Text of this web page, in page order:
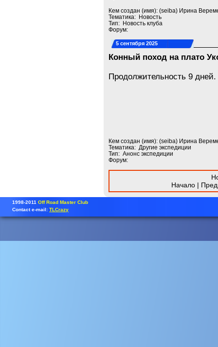
Кем создан (имя): (seiba) Ирина
Тематика: Новость
Тип: Новость клуба
Форум:
5 сентября 2025
Конный поход на плато
Продолжительность 9 дней.
Кем создан (имя): (seiba) Ирина
Тематика: Другие экспедиции
Тип: Анонс экспедиции
Форум:
Начало |
1998-2011 Off Road Master Club
Contact e-mail: TLCrazy